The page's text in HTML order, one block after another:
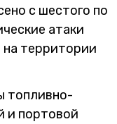
с шестого по
атаки
территории
топливно-
и портовой